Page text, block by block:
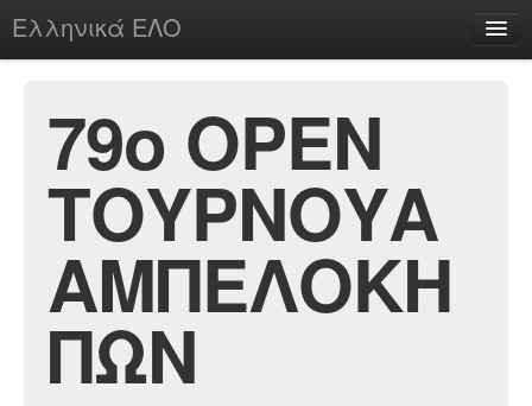
Ελληνικά ΕΛΟ
chesstu.be @ discord
Login
79ο ΟΡΕΝ
ΤΟΥΡΝΟΥΑ
ΑΜΠΕΛΟΚΗ
ΠΩΝ